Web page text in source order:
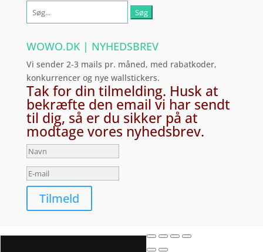
efter:
WOWO.DK | NYHEDSBREV
Vi sender 2-3 mails pr. måned, med rabatkoder,
konkurrencer og nye wallstickers.
Tak for din tilmelding. Husk at
bekræfte den email vi har sendt
til dig, så er du sikker på at
modtage vores nyhedsbrev.
Tilmeld